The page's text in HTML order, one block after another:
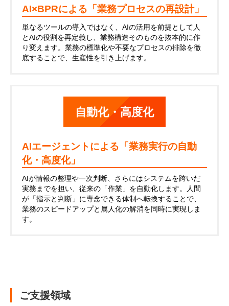
AI×BPRによる「業務プロセスの再設計」
単なるツールの導入ではなく、AIの活用を前提として人
とAIの役割を再定義し、業務構造そのものを抜本的に作
り変えます。業務の標準化や不要なプロセスの排除を徹
底することで、生産性を引き上げます。
自動化・高度化
AIエージェントによる「業務実行の自動
化・高度化」
AIが情報の整理や一次判断、さらにはシステムを跨いだ
実務までを担い、従来の「作業」を自動化します。人間
が「指示と判断」に専念できる体制へ転換することで、
業務のスピードアップと属人化の解消を同時に実現しま
す。
ご支援領域